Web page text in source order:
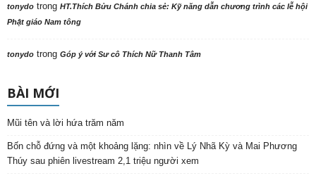
tonydo trong HT.Thích Bửu Chánh chia sẻ: Kỹ năng dẫn chương trình các lễ hội
Phật giáo Nam tông
tonydo trong Góp ý với Sư cô Thích Nữ Thanh Tâm
BÀI MỚI
Mũi tên và lời hứa trăm năm
Bốn chỗ đứng và một khoảng lặng: nhìn về Lý Nhã Kỳ và Mai Phương
Thúy sau phiên livestream 2,1 triệu người xem